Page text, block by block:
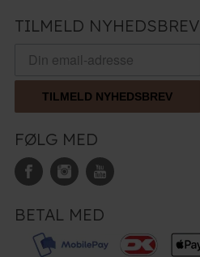
TILMELD NYHEDSBREV
TILMELD NYHEDSBREV
FØLG MED
BETAL MED